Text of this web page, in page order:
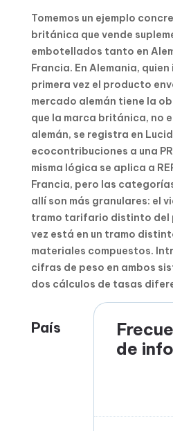
Tomemos un ejemplo
británica que vende
embotellados tanto en
Francia. En Alemania,
primera vez el producto
mercado alemán tiene la
que la marca británica, no
alemán, se registra en
ecocontribuciones a una
misma lógica se aplica a
Francia, pero las
allí son más granulares: el
tramo tarifario distinto del
vez está en un tramo
materiales compuestos.
cifras de peso en ambos
dos cálculos de tasas
País
de